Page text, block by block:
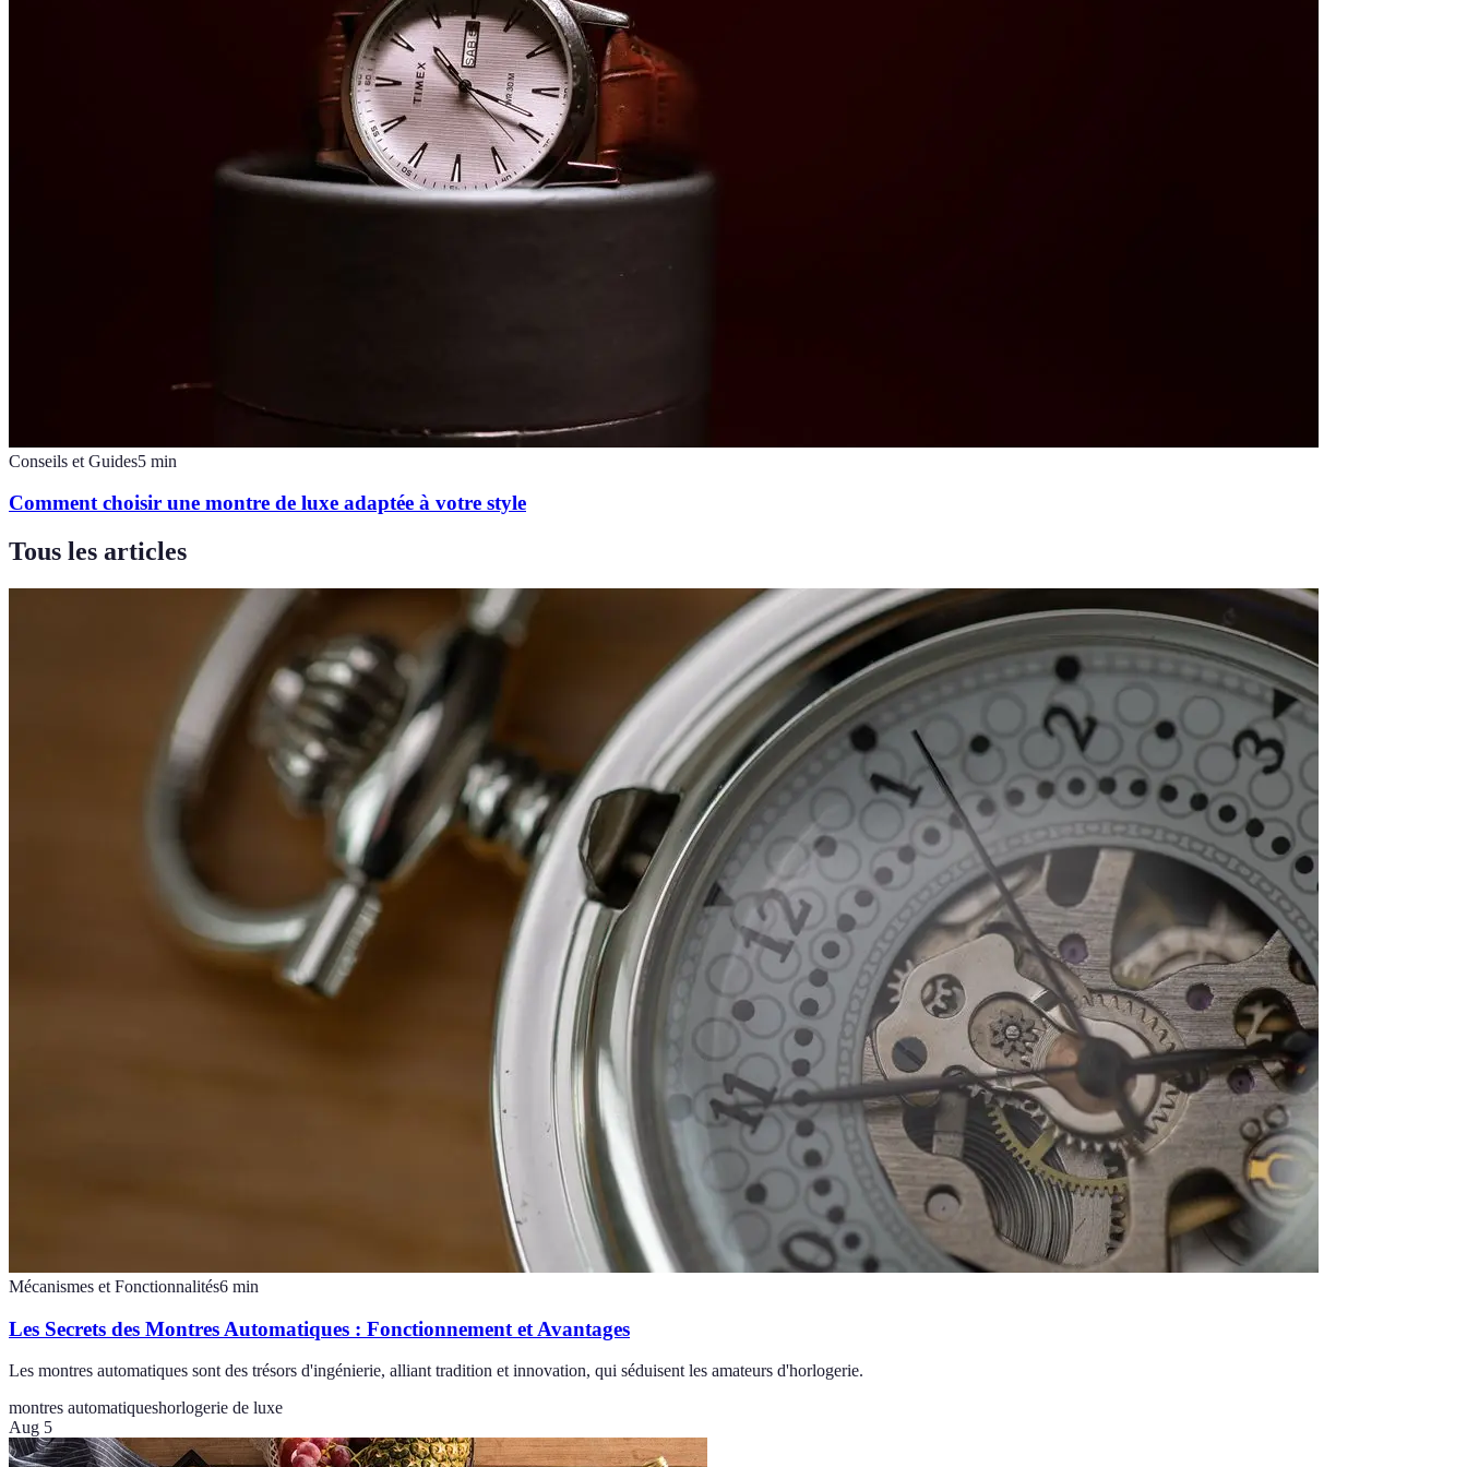
Conseils et Guides5 min
Comment choisir une montre de luxe adaptée à votre style
Tous les articles
Mécanismes et Fonctionnalités6 min
Les Secrets des Montres Automatiques : Fonctionnement et Avantages
Les montres automatiques sont des trésors d'ingénierie, alliant tradition et innovation, qui séduisent les amateurs d'horlogerie.
montres automatiqueshorlogerie de luxe
Aug 5